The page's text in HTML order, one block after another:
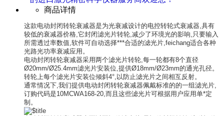
商品详情
这款电动封闭转轮衰减器是为光衰减设计的电控转轮式衰减器,具有
较低的衰减器价格,它封闭滤光片转轮,减少了环境光的影响,只要输入
所需透过率数值,软件可自动选择***合适的滤光片,feichang适合各种
光路光功率衰减应用。
电动封闭转轮衰减器采用两个滤光片转轮,每一轮都有8个直径
Ø20mm/Ø25.4mm滤光片安装位,提供Ø18mm/Ø23mm的通光孔径。
转轮上每个滤光片安装位倾斜4°,以防止滤光片之间相互反射。
通常情况下,我们提供电动封闭转轮衰减器佩戴标准的的一组滤光片,
订购代码是10MCWA168-20,而且这些滤光片可根据用户应用单*定
制。